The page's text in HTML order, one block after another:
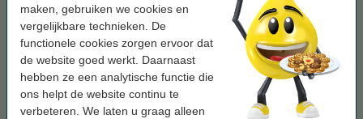
maken, gebruiken we cookies en
vergelijkbare technieken. De
functionele cookies zorgen ervoor dat
de website goed werkt. Daarnaast
hebben ze een analytische functie die
ons helpt de website continu te
verbeteren. We laten u graag alleen
Bekijk de specificaties en omschrijving
Bespaar bijna
op uw afdrukkosten
Direct leverbaar
Morgen in huis
Per pagina